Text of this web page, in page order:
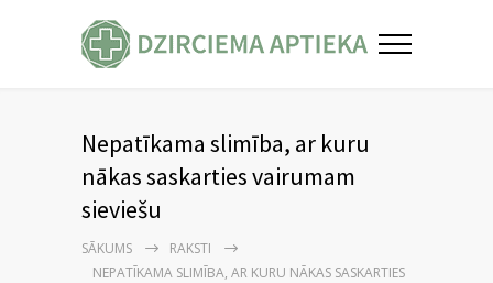
Nepatīkama slimība, ar kuru
nākas saskarties vairumam
sieviešu
SĀKUMS
RAKSTI
NEPATĪKAMA SLIMĪBA, AR KURU NĀKAS SASKARTIES